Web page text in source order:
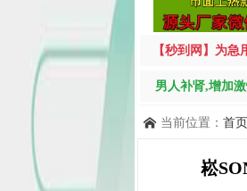
【秒到网】为
男人补肾,增加
当前位置： 首页
崧